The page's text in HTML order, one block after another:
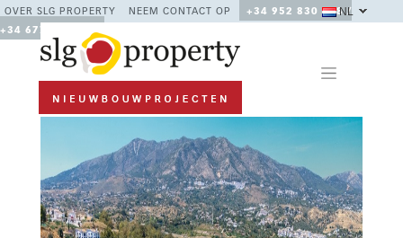
OVER SLG PROPERTY NEEM CONTACT OP
+34 952 830 378 /
+34 677 670 480
NL